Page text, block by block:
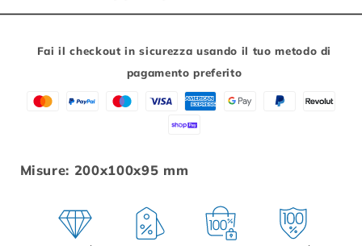
CON
CON
Fai il checkout in sicurezza usando il tuo metodo di
pagamento preferito
Misure: 200x100x95 mm